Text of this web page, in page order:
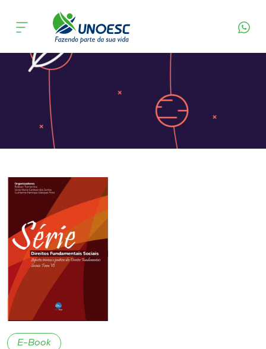
Cursos
Onde estamos
Atendimento ao Estudante
Unoesc
Internacionalização
I.nova
E-Book